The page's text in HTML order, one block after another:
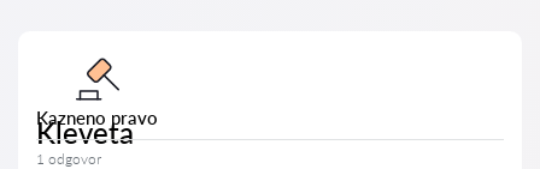
Kazneno pravo
Kleveta
1 odgovor